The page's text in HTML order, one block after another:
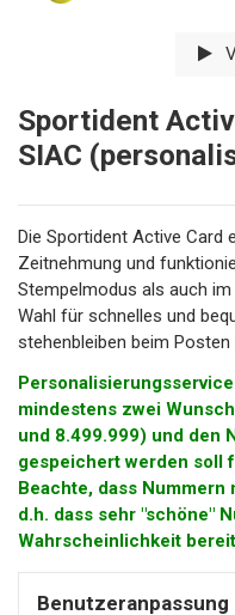
Sportident
SIAC
Die Sportident Active Card
Zeitnehmung und
Stempelmodus als auch
Wahl für schnelles und
stehenbleiben beim Posten
mindestens zwei
und 8.499.999) und den
gespeichert werden soll
Beachte, dass
d.h. dass sehr "schöne"
Wahrscheinlichkeit
Benutzeranpassung